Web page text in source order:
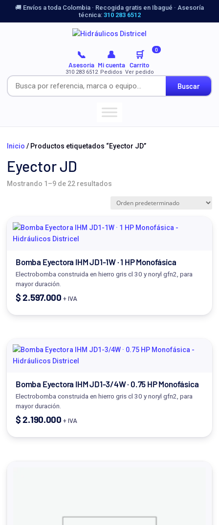
🚚 Envíos a toda Colombia · Recogida gratis en Ibagué · Asesoría
técnica: 310 283 6512
Buscar
📞
Asesoría
310 283 6512
👤
Mi cuenta
Pedidos
🛒 0
Carrito
Ver pedido
Inicio / Productos etiquetados “Eyector JD”
Eyector JD
Mostrando 1–9 de 22 resultados
Bomba Eyectora IHM JD1-1W · 1 HP Monofásica
Electrobomba construida en hierro gris cl 30 y noryl gfn2, para
mayor duración.
$2.597.000 + IVA
Bomba Eyectora IHM JD1-3/4W · 0.75 HP Monofásica
Electrobomba construida en hierro gris cl 30 y noryl gfn2, para
mayor duración.
$2.190.000 + IVA